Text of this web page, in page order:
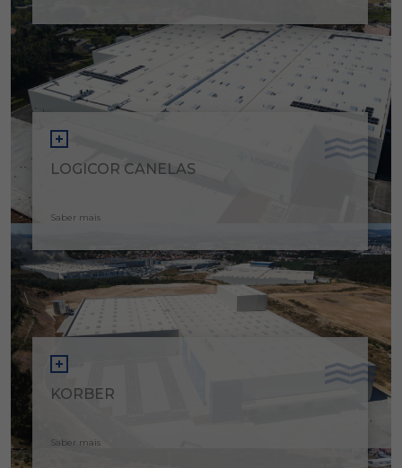
LOGICOR CANELAS
Saber mais
KORBER
Saber mais